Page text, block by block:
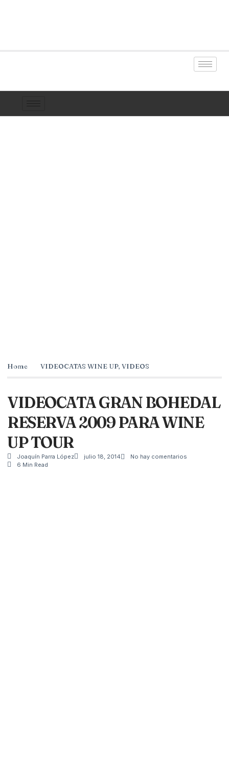
Home VIDEOCATAS WINE UP, VIDEOS
VIDEOCATA GRAN BOHEDAL
RESERVA 2009 PARA WINE
UP TOUR
Joaquín Parra López julio 18, 2014
No hay comentarios
6 Min Read